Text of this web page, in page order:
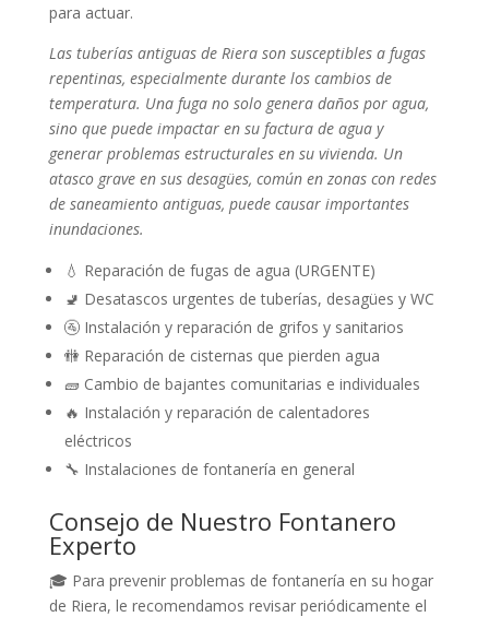
para actuar.
Las tuberías antiguas de Riera son susceptibles a fugas
repentinas, especialmente durante los cambios de
temperatura. Una fuga no solo genera daños por agua,
sino que puede impactar en su factura de agua y
generar problemas estructurales en su vivienda. Un
atasco grave en sus desagües, común en zonas con redes
de saneamiento antiguas, puede causar importantes
inundaciones.
💧 Reparación de fugas de agua (URGENTE)
🚽 Desatascos urgentes de tuberías, desagües y WC
🚰 Instalación y reparación de grifos y sanitarios
🚻 Reparación de cisternas que pierden agua
🧱 Cambio de bajantes comunitarias e individuales
🔥 Instalación y reparación de calentadores
eléctricos
🔧 Instalaciones de fontanería en general
Consejo de Nuestro Fontanero
Experto
🎓 Para prevenir problemas de fontanería en su hogar
de Riera, le recomendamos revisar periódicamente el